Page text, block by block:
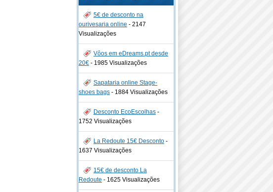
5€ de desconto na
ourivesaria online - 2147
Visualizações
Vôos em eDreams.pt desde
20€ - 1985 Visualizações
Sapataria online Stage-
shoes bags - 1884 Visualizações
Desconto EcoEscolhas -
1752 Visualizações
La Redoute 15€ Desconto -
1637 Visualizações
15€ de desconto La
Redoute - 1625 Visualizações